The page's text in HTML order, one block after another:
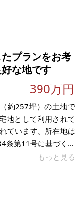
築55年ほどの木造建
ていて物置となって
住宅として利用でき
プランをお考
な地です
390万円
約257坪）の土地で
地として利用されて
ています。所在地は
条第11号に基づく条
居専用地域で建築可
です。また、ヤオコ
物にも便利な立地
もっと見る